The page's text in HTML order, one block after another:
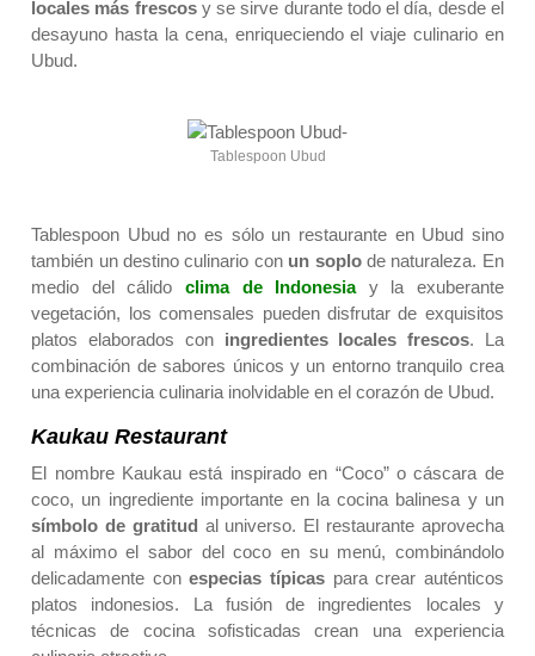
locales más frescosy se sirve durante todo el día, desde el
desayuno hasta la cena, enriqueciendo el viaje culinario en
Ubud.
Tablespoon Ubud
Tablespoon Ubud no es sólo un restaurante en Ubud sino
también un destino culinario con un soplode naturaleza. En
medio del cálido clima de Indonesiay la exuberante
vegetación, los comensales pueden disfrutar de exquisitos
platos elaborados con ingredientes locales frescos. La
combinación de sabores únicos y un entorno tranquilo crea
una experiencia culinaria inolvidable en el corazón de Ubud.
Kaukau Restaurant
El nombre Kaukau está inspirado en “Coco” o cáscara de
coco, un ingrediente importante en la cocina balinesa y un
símbolo de gratitud al universo. El restaurante aprovecha
al máximo el sabor del coco en su menú, combinándolo
delicadamente conespecias típicas para crear auténticos
platos indonesios. La fusión de ingredientes locales y
técnicas de cocina sofisticadas crean una experiencia